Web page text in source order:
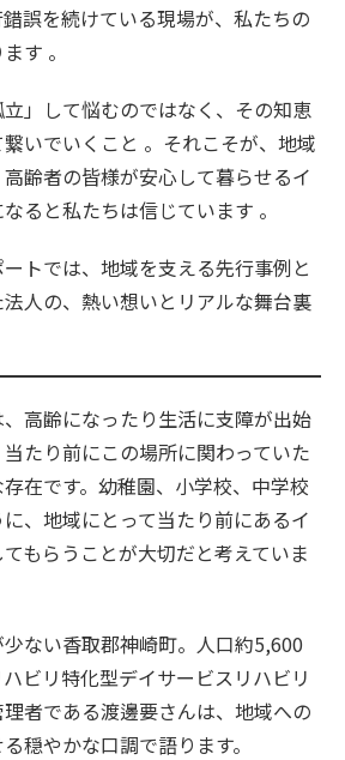
誤を続けている現場が、私たちの
す 。
」して悩むのではなく、その知恵
いでいくこと 。それこそが、地域
齢者の皆様が安心して暮らせるイ
ると私たちは信じています 。
トでは、地域を支える先行事例と
人の、熱い想いとリアルな舞台裏
、高齢になったり生活に支障が出始
たり前にこの場所に関わっていた
在です。幼稚園、小学校、中学校
、地域にとって当たり前にあるイ
もらうことが大切だと考えていま
ない香取郡神崎町。人口約5,600
ビリ特化型デイサービスリハビリ
者である渡邊要さんは、地域への
穏やかな口調で語ります。